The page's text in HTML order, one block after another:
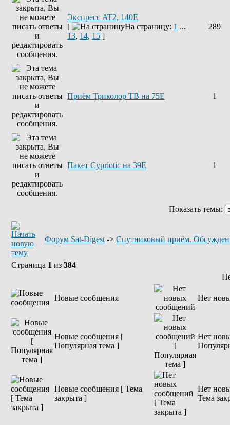
Экспресс AT2, 140E
[
На страницу: 1 ...
13, 14, 15 ]
289
Приём Триколор ТВ на 75Е 1
Пакет Cypriotic на 39Е 1
Показать темы:
Форум Sat-Digest -> Спутниковый приём.
Страница 1 из 384
Новые сообщения Нет
Новые сообщения [
Популярная тема ]
Нет
Новые сообщения [ Тема
закрыта ]
Нет
Тема